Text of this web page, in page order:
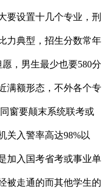
要设置十几个专业，刑
力典型，招生分数常年
，男生最少也要580分
满额形态，不外各个专
窗要颠末系统联考或
关入警率高达98%以
加入国考省考或事业单
被走通的而其他学生的